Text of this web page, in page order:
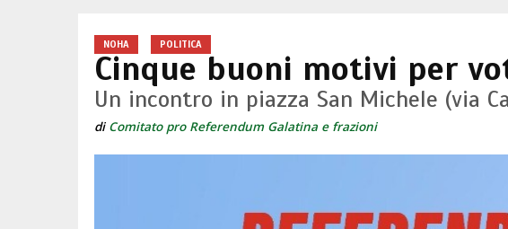
pane
NOHA POLITICA
Cinque buoni motivi per
Un incontro in piazza San Michele (via
di Comitato pro Referendum Galatina e frazioni